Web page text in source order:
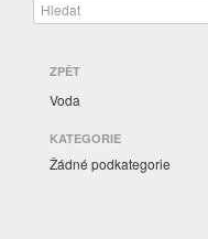
ZPĚT
Voda
KATEGORIE
Žádné podkategorie